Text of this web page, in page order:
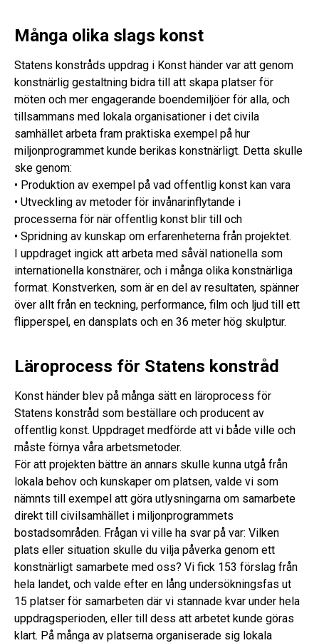
Många olika slags konst
Statens konstråds uppdrag i Konst händer var att genom
konstnärlig gestaltning bidra till att skapa platser för
möten och mer engagerande boendemiljöer för alla, och
tillsammans med lokala organisationer i det civila
samhället arbeta fram praktiska exempel på hur
miljonprogrammet kunde berikas konstnärligt. Detta skulle
ske genom:
• Produktion av exempel på vad offentlig konst kan vara
• Utveckling av metoder för invånarinflytande i
processerna för när offentlig konst blir till och
• Spridning av kunskap om erfarenheterna från projektet.
I uppdraget ingick att arbeta med såväl nationella som
internationella konstnärer, och i många olika konstnärliga
format. Konstverken, som är en del av resultaten, spänner
över allt från en teckning, performance, film och ljud till ett
flipperspel, en dansplats och en 36 meter hög skulptur.
Läroprocess för Statens konstråd
Konst händer blev på många sätt en läroprocess för
Statens konstråd som beställare och producent av
offentlig konst. Uppdraget medförde att vi både ville och
måste förnya våra arbetsmetoder.
För att projekten bättre än annars skulle kunna utgå från
lokala behov och kunskaper om platsen, valde vi som
nämnts till exempel att göra utlysningarna om samarbete
direkt till civilsamhället i miljonprogrammets
bostadsområden. Frågan vi ville ha svar på var: Vilken
plats eller situation skulle du vilja påverka genom ett
konstnärligt samarbete med oss? Vi fick 153 förslag från
hela landet, och valde efter en lång undersökningsfas ut
15 platser för samarbeten där vi stannade kvar under hela
uppdragsperioden, eller till dess att arbetet kunde göras
klart. På många av platserna organiserade sig lokala